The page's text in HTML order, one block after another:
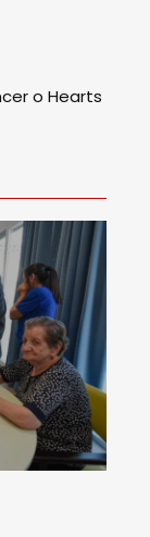
o Hearts